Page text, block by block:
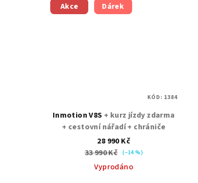
Akce Dárek
Inmotion V8S + kurz jízdy zdarma
+ cestovní nářadí + chrániče
28 990 Kč
33 990 Kč (–14 %)
Vyprodáno
KÓD: 1384